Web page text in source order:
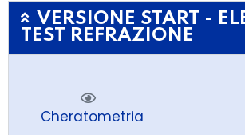
VERSIONE START -
TEST REFRAZIONE
Cheratometria